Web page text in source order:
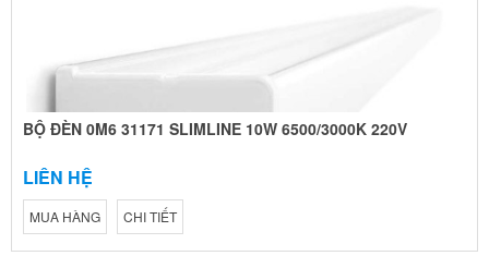
BỘ ĐÈN 0M6 31171 SLIMLINE 10W 6500/3000K 220V
LIÊN HỆ
MUA HÀNG CHI TIẾT